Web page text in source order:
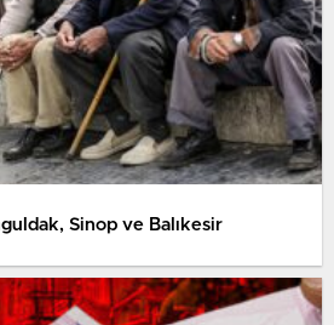
Sinop ve Balıkesir